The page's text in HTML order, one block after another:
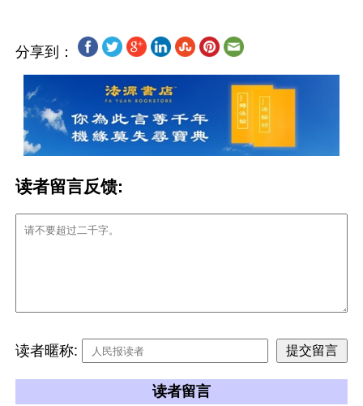
分享到：
读者留言反馈:
读者暱称:
读者留言